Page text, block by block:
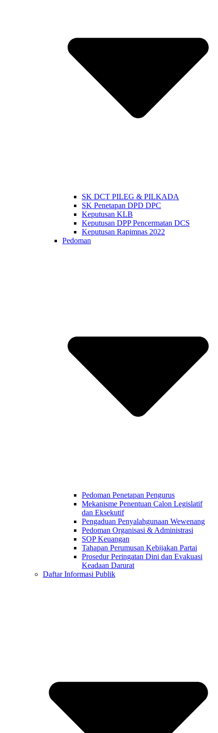
SK DCT PILEG & PILKADA
SK Penetapan DPD DPC
Keputusan KLB
Keputusan DPP Pencermatan DCS
Keputusan Rapimnas 2022
Pedoman
Pedoman Penetapan Pengurus
Mekanisme Penentuan Calon Legislatif
dan Eksekutif
Pengaduan Penyalahgunaan Wewenang
Pedoman Organisasi & Administrasi
SOP Keuangan
Tahapan Perumusan Kebijakan Partai
Prosedur Peringatan Dini dan Evakuasi
Keadaan Darurat
Daftar Informasi Publik